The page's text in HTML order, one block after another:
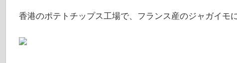
香港のポテトチップス工場で、フランス産のジャガイモ